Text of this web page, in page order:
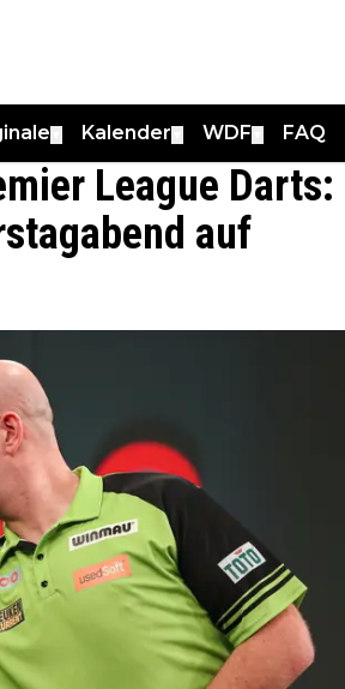
Kalender WDF FAQ
League Darts:
auf